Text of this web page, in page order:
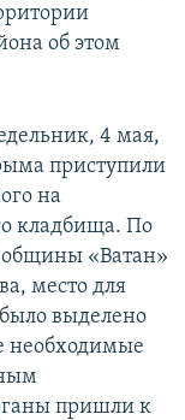
об этом
4 мая,
приступили
на
кладбища. По
общины «Ватан»
место для
выделено
необходимые
пришли к